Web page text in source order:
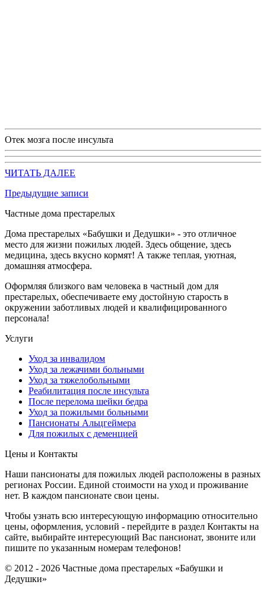
Отек мозга после инсульта
ЧИТАТЬ ДАЛЕЕ
Предыдущие записи
Частные дома престарелых
Дома престарелых «Бабушки и Дедушки» - это отличное
место для жизни пожилых людей. Здесь общение, здесь
медицина, здесь вкусно кормят! А также теплая, уютная,
домашняя атмосфера.
Оформляя близкого вам человека в частный дом для
престарелых, обеспечиваете ему достойную старость в
окружении заботливых людей и квалифицированного
персонала!
Услуги
Уход за инвалидом
Уход за лежачими больными
Уход за тяжелобольными
Реабилитация после инсульта
После перелома шейки бедра
Уход за пожилыми больными
Пансионаты Альцгеймера
Для пожилых с деменцией
Цены и Контакты
Наши пансионаты для пожилых людей расположены в разных
регионах России. Единой стоимости на уход и проживание
нет. В каждом пансионате свои цены.
Чтобы узнать всю интересующую информацию относительно
цены, оформления, условий - перейдите в раздел Контакты на
сайте, выбирайте интересующий Вас пансионат, звоните или
пишите по указанным номерам телефонов!
© 2012 - 2026 Частные дома престарелых «Бабушки и
Дедушки»